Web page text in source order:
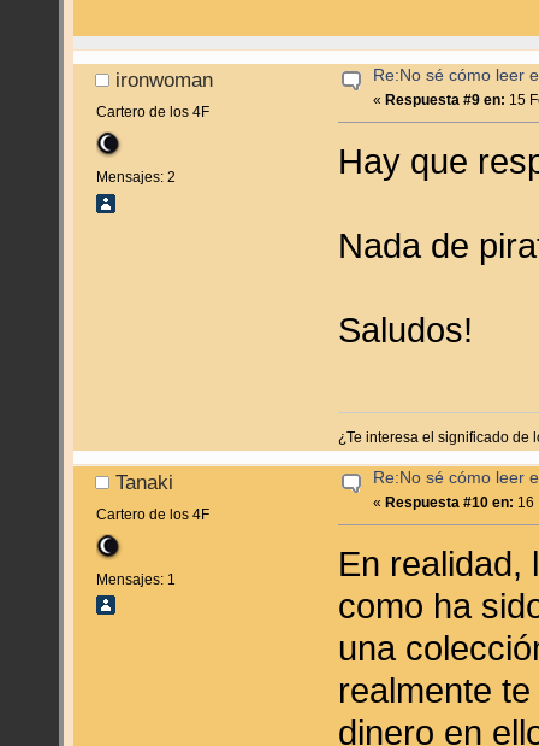
ironwoman
Cartero de los 4F
Mensajes: 2
Re:No sé cómo leer
« Respuesta #9 en: 15
Hay que
Nada de
Saludos!
¿Te interesa el significado de
Tanaki
Cartero de los 4F
Mensajes: 1
Re:No sé cómo leer
«Respuesta #10 en: 16
En realidad,
como ha
una
realmente
dinero en